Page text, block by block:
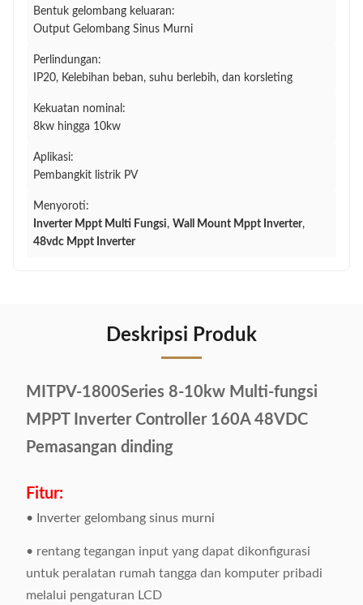
Bentuk gelombang keluaran:
Output Gelombang Sinus Murni
Perlindungan:
IP20, Kelebihan beban, suhu berlebih, dan korsleting
Kekuatan nominal:
8kw hingga 10kw
Aplikasi:
Pembangkit listrik PV
Menyoroti:
Inverter Mppt Multi Fungsi, Wall Mount Mppt Inverter,
48vdc Mppt Inverter
Deskripsi Produk
MITPV-1800Series 8-10kw Multi-fungsi
MPPT Inverter Controller 160A 48VDC
Pemasangan dinding
Fitur:
• Inverter gelombang sinus murni
• rentang tegangan input yang dapat dikonfigurasi
untuk peralatan rumah tangga dan komputer pribadi
melalui pengaturan LCD